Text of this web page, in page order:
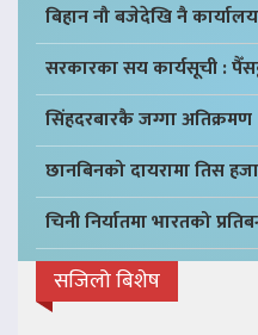
बिहान नौ बजेदेखि नै
सरकारका सय कार्यसूची :
सिंहदरबारकै जग्गा अतिक्रमण
छानबिनको दायरामा तिस
चिनी निर्यातमा भारतको
सजिलो बिशेष